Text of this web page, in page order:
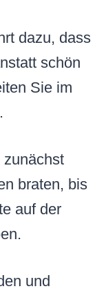
dazu, dass
schön
Sie im
zunächst
braten, bis
auf der
und